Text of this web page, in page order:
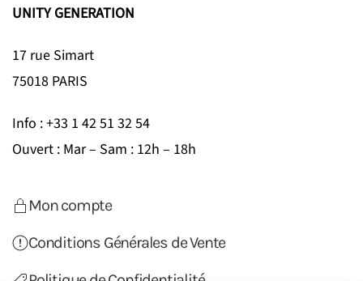
UNITY GENERATION
17 rue Simart
75018 PARIS
Info : +33 1 42 51 32 54
Ouvert : Mar – Sam : 12h – 18h
Mon compte
Conditions Générales de Vente